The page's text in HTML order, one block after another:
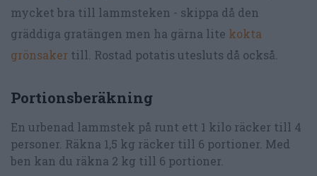
mycket bra till lammsteken - skippa då den
gräddiga gratängen men ha gärna lite kokta
grönsaker till. Rostad potatis utesluts då också.
Portionsberäkning
En urbenad lammstek på runt ett 1 kilo räcker till 4
personer. Räkna 1,5 kg räcker till 6 portioner. Med
ben kan du räkna 2 kg till 6 portioner.